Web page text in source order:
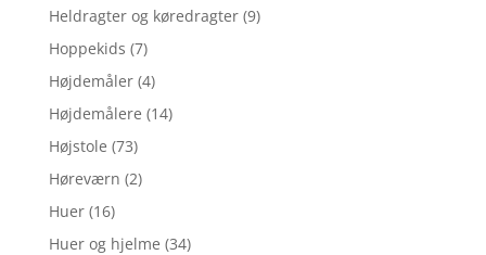
Heldragter og køredragter (9)
Hoppekids (7)
Højdemåler (4)
Højdemålere (14)
Højstole (73)
Høreværn (2)
Huer (16)
Huer og hjelme (34)